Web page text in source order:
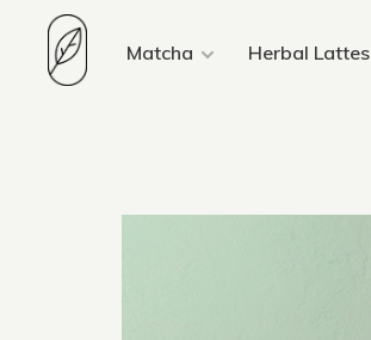
Matcha Herbal Lattes